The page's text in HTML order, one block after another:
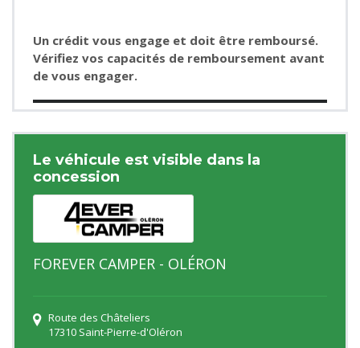
Un crédit vous engage et doit être remboursé.
Vérifiez vos capacités de remboursement avant
de vous engager.
Le véhicule est visible dans la
concession
FOREVER CAMPER - OLÉRON
Route des Châteliers
17310 Saint-Pierre-d'Oléron